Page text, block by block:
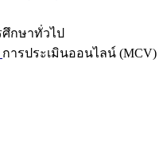
กษาทั่วไป
การประเมินออนไลน์ (MCV)